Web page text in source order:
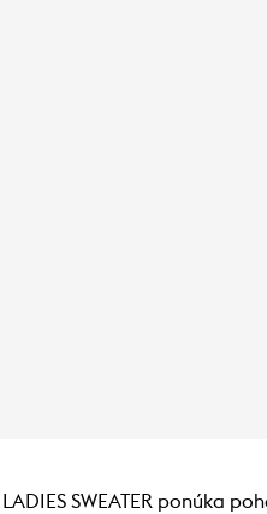
SWEATER ponúka